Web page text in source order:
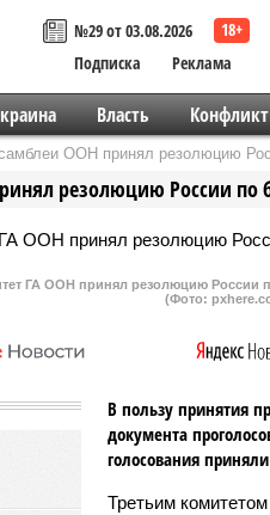
№29 от 03.08.2026
Подписка
Реклама
Власть Конфликт
ООН принял резолюцию
резолюцию России по
ГА ООН принял резолюцию России
(Фото:
В пользу принятия
документа
голосования
Третьим комитетом